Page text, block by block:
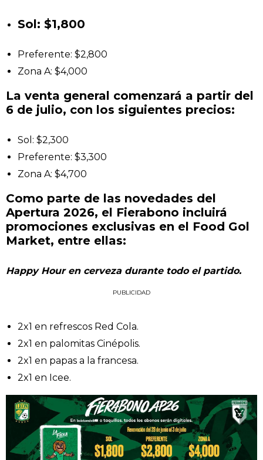
Sol: $1,800
Preferente: $2,800
Zona A: $4,000
La venta general comenzará a partir del
6 de julio, con los siguientes precios:
Sol: $2,300
Preferente: $3,300
Zona A: $4,700
Como parte de las novedades del
Apertura 2026, el Fierabono incluirá
promociones exclusivas en el Food Gol
Market, entre ellas:
Happy Hour en cerveza durante todo el partido.
PUBLICIDAD
2x1 en refrescos Red Cola.
2x1 en palomitas Cinépolis.
2x1 en papas a la francesa.
2x1 en Icee.